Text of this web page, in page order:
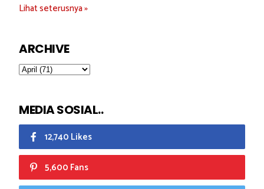
Lihat seterusnya »
ARCHIVE
MEDIA SOSIAL..
12,740 Likes
5,600 Fans